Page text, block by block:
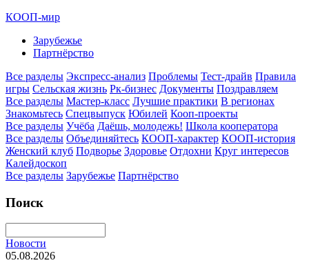
КООП-мир
Зарубежье
Партнёрство
Все разделы Экспресс-анализ Проблемы Тест-драйв Правила
игры Сельская жизнь Рк-бизнес Документы Поздравляем
Все разделы Мастер-класс Лучшие практики В регионах
Знакомьтесь Спецвыпуск Юбилей Кооп-проекты
Все разделы Учёба Даёшь, молодежь! Школа кооператора
Все разделы Объединяйтесь КООП-характер КООП-история
Женский клуб Подворье Здоровье Отдохни Круг интересов
Калейдоскоп
Все разделы Зарубежье Партнёрство
Поиск
Новости
05.08.2026